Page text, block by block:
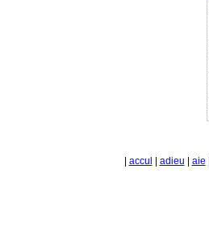
accul adieu aie